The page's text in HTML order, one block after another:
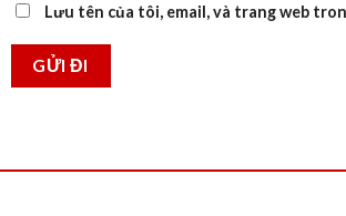
Lưu tên của tôi, email, và trang web